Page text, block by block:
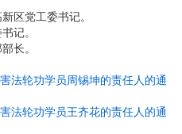
区党工委书记。
记。
长。
法轮功学员周锡坤的责任人的通
法轮功学员王齐花的责任人的通